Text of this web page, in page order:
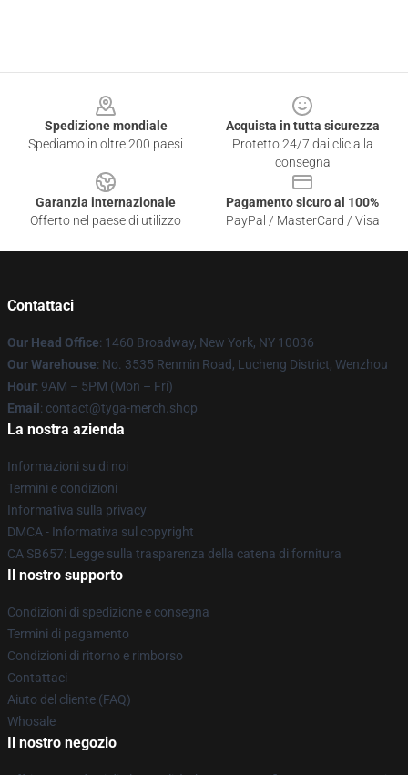
Spedizione mondiale
Spediamo in oltre 200 paesi
Acquista in tutta sicurezza
Protetto 24/7 dai clic alla
consegna
Garanzia internazionale
Offerto nel paese di utilizzo
Pagamento sicuro al 100%
PayPal / MasterCard / Visa
Contattaci
Our Head Office: 1460 Broadway, New York, NY 10036
Our Warehouse: No. 3535 Renmin Road, Lucheng District, Wenzhou
Hour: 9AM – 5PM (Mon – Fri)
Email : contact@tyga-merch.shop
La nostra azienda
Informazioni su di noi
Termini e condizioni
Informativa sulla privacy
DMCA - Informativa sul copyright
CA SB657: Legge sulla trasparenza della catena di fornitura
Il nostro supporto
Condizioni di spedizione e consegna
Termini di pagamento
Condizioni di ritorno e rimborso
Contattaci
Aiuto del cliente (FAQ)
Whosale
Il nostro negozio